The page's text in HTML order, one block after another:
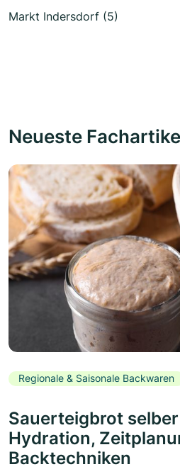
Markt Indersdorf (5)
Neueste
Regionale & Saisonale Backwaren
Sauerteigbrot
Hydration,
Backtechniken